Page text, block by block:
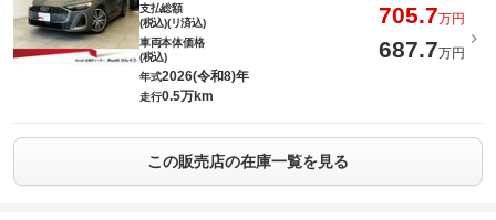
支払総額
(税込)(リ済込)
705.7万円
車両本体価格
(税込)
687.7万円
年式2026(令和8)年
走行0.5万km
この販売店の在庫一覧を見る